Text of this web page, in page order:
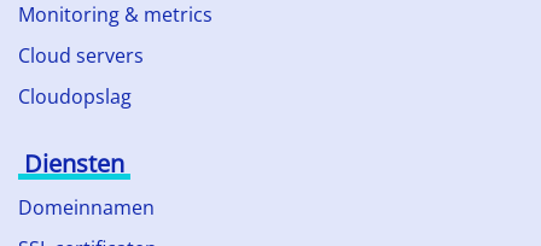
Monitoring & metrics
Cloud servers
Cloudopslag
Diensten
Domeinnamen